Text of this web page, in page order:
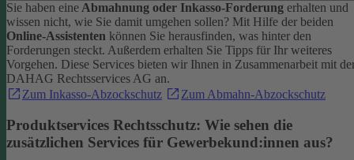
Sie haben eineAbmahnung oder Inkasso-Forderung erhalten und
wissen nicht, wie Sie damit umgehen sollen? Mit Hilfe der beiden
Online-Assistenten können Sie herausfinden, was hinter den
Forderungen steckt. Außerdem erhalten Sie Tipps für Ihr weiteres
Vorgehen. Diese Services bieten wir Ihnen in Zusammenarbeit mit
DAHAG Rechtsservices AG an.
Zum Inkasso-Abzockschutz
Zum Abmahn-Abzockschutz
Produktservices Rechtsschutz: Wie sehen die
zusätzlichen Services für Gewerbekund:innen aus?